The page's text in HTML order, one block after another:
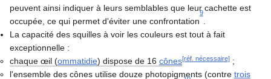
peuvent ainsi indiquer à leurs semblables que leur cachette est
occupée, ce qui permet d'éviter une confrontation
9
La capacité des squilles à voir les couleurs est tout à fait
exceptionnelle :
chaque œil (ommatidie) dispose de 16 cônes[réf. nécessaire] ;
l'ensemble des cônes utilise douze photopigments (contre trois